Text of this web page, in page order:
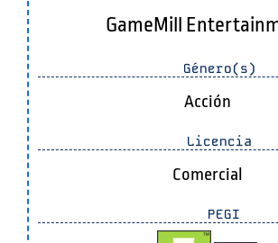
GameMill
Género(s)
Acción
Licencia
Comercial
PEGI